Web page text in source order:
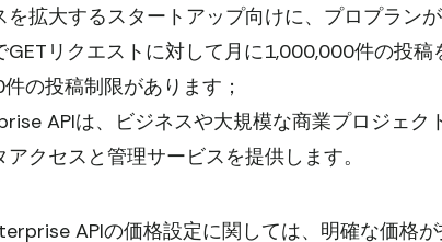
を拡大するスタートアップ向けに、プロプラン
GETリクエストに対して月に1,000,000件の投
の投稿制限があります；
APIは、ビジネスや大規模な商業プロジェク
アクセスと管理サービスを提供します。
APIの価格設定に関しては、明確な価格